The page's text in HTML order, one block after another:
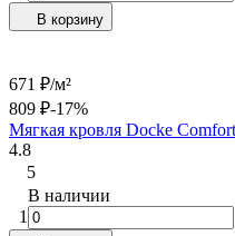
В корзину
671 ₽/м²
809 ₽-17%
Мягкая кровля Docke
4.8
5
В наличии
1